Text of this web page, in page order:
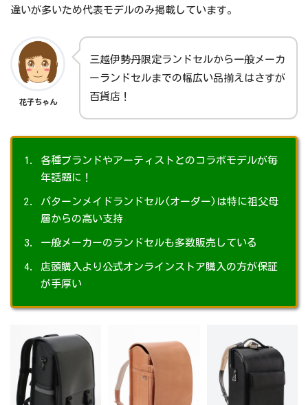
違いが多いため代表モデルのみ掲載しています。
花子ちゃん
三越伊勢丹限定ランドセルから一般メーカ
ーランドセルまでの幅広い品揃えはさすが
百貨店！
各種ブランドやアーティストとのコラボモデルが毎
年話題に！
パターンメイドランドセル(オーダー)は特に祖父母
層からの高い支持
一般メーカーのランドセルも多数販売している
店頭購入より公式オンラインストア購入の方が保証
が手厚い